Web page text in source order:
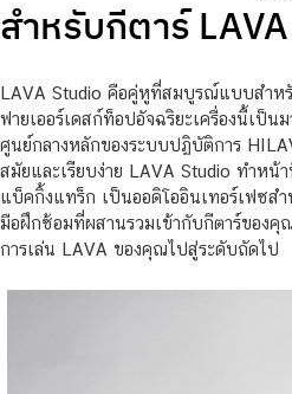
สำหรับกีตาร์
LAVA Studio คือคู่หูที่สมบูรณ์แบบสำห
ฟายเออร์เดสก์ท็อปอัจฉริยะเครื่องนี้เป็
ศูนย์กลางหลักของระบบปฏิบัติการ
สมัยและเรียบง่าย LAVA Studio ทำหน้
แบ็คกิ้งแทร็ก เป็นออดิโออินเทอร์เฟซส
มือฝึกซ้อมที่ผสานรวมเข้ากับกีตาร์ของคุ
การเล่น LAVA ของคุณไปสู่ระดับถัดไป